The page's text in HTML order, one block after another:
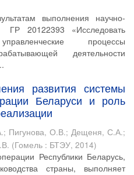
выполнения научно-
ГР 20122393 «Исследовать
процессы
деятельности
развития системы
Беларуси и роль
; Пигунова, О.В.; Дещеня, С.А.;
(Гомель : БТЭУ, 2014)
Республики Беларусь,
страны, выполняет